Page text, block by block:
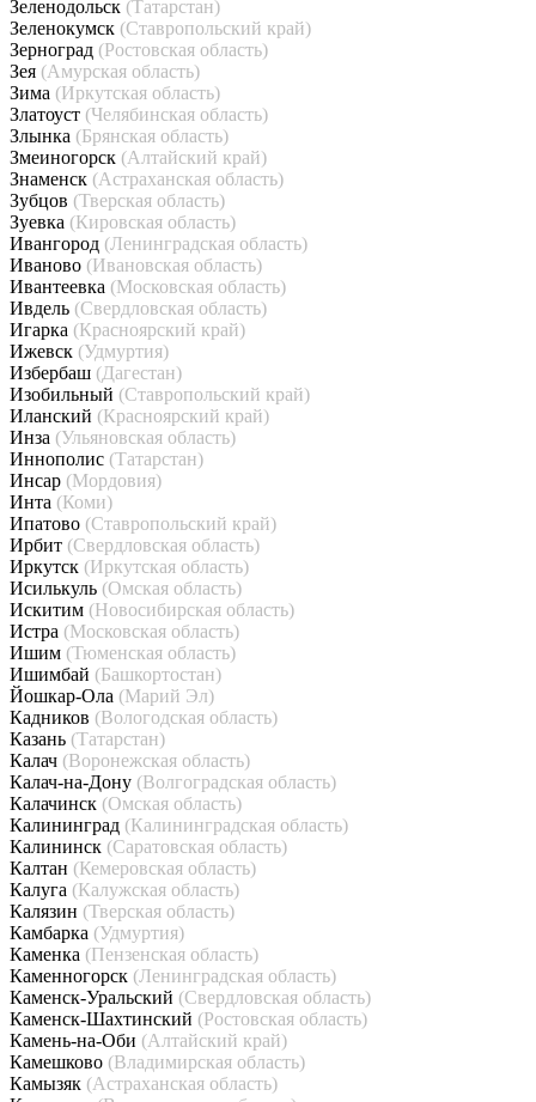
Зеленодольск (Татарстан)
Зеленокумск (Ставропольский край)
Зерноград (Ростовская область)
Зея (Амурская область)
Зима (Иркутская область)
Златоуст (Челябинская область)
Злынка (Брянская область)
Змеиногорск (Алтайский край)
Знаменск (Астраханская область)
Зубцов (Тверская область)
Зуевка (Кировская область)
Ивангород (Ленинградская область)
Иваново (Ивановская область)
Ивантеевка (Московская область)
Ивдель (Свердловская область)
Игарка (Красноярский край)
Ижевск (Удмуртия)
Избербаш (Дагестан)
Изобильный (Ставропольский край)
Иланский (Красноярский край)
Инза (Ульяновская область)
Иннополис (Татарстан)
Инсар (Мордовия)
Инта (Коми)
Ипатово (Ставропольский край)
Ирбит (Свердловская область)
Иркутск (Иркутская область)
Исилькуль (Омская область)
Искитим (Новосибирская область)
Истра (Московская область)
Ишим (Тюменская область)
Ишимбай (Башкортостан)
Йошкар-Ола (Марий Эл)
Кадников (Вологодская область)
Казань (Татарстан)
Калач (Воронежская область)
Калач-на-Дону (Волгоградская область)
Калачинск (Омская область)
Калининград (Калининградская область)
Калининск (Саратовская область)
Калтан (Кемеровская область)
Калуга (Калужская область)
Калязин (Тверская область)
Камбарка (Удмуртия)
Каменка (Пензенская область)
Каменногорск (Ленинградская область)
Каменск-Уральский (Свердловская область)
Каменск-Шахтинский (Ростовская область)
Камень-на-Оби (Алтайский край)
Камешково (Владимирская область)
Камызяк (Астраханская область)